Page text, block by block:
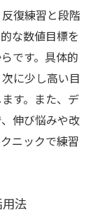
復練習と段階
な数値目標を
です。具体的
に少し高い目
す。また、デ
伸び悩みや改
ニックで練習
法